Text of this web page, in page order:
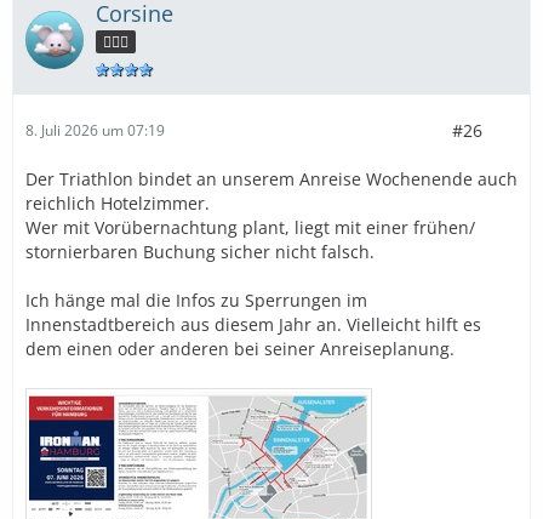
Corsine
🧜🏻‍♀️
8. Juli 2026 um 07:19 #26
Der Triathlon bindet an unserem Anreise Wochenende auch
reichlich Hotelzimmer.
Wer mit Vorübernachtung plant, liegt mit einer frühen/
stornierbaren Buchung sicher nicht falsch.
Ich hänge mal die Infos zu Sperrungen im
Innenstadtbereich aus diesem Jahr an. Vielleicht hilft es
dem einen oder anderen bei seiner Anreiseplanung.